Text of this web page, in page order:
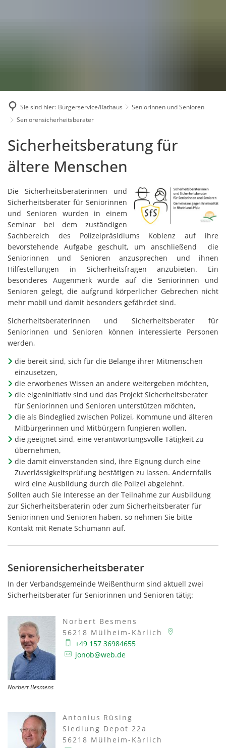
Sie sind hier: Bürgerservice/Rathaus
Seniorinnen und Senioren
Seniorensicherheitsberater
Seniorensicherheitsberater
Sicherheitsberatung für
ältere Menschen
Die Sicherheitsberaterinnen und
Sicherheitsberater für Seniorinnen
und Senioren wurden in einem
Seminar bei dem zuständigen
Sachbereich des Polizeipräsidiums Koblenz auf ihre
bevorstehende Aufgabe geschult, um anschließend die
Seniorinnen und Senioren anzusprechen und ihnen
Hilfestellungen in Sicherheitsfragen anzubieten. Ein
besonderes Augenmerk wurde auf die Seniorinnen und
Senioren gelegt, die aufgrund körperlicher Gebrechen nicht
mehr mobil und damit besonders gefährdet sind.
Sicherheitsberaterinnen und Sicherheitsberater für
Seniorinnen und Senioren können interessierte Personen
werden,
die bereit sind, sich für die Belange ihrer Mitmenschen
einzusetzen,
die erworbenes Wissen an andere weitergeben möchten,
die eigeninitiativ sind und das Projekt Sicherheitsberater
für Seniorinnen und Senioren unterstützen möchten,
die als Bindeglied zwischen Polizei, Kommune und älteren
Mitbürgerinnen und Mitbürgern fungieren wollen,
die geeignet sind, eine verantwortungsvolle Tätigkeit zu
übernehmen,
die damit einverstanden sind, ihre Eignung durch eine
Zuverlässigkeitsprüfung bestätigen zu lassen. Andernfalls
wird eine Ausbildung durch die Polizei abgelehnt.
Sollten auch Sie Interesse an der Teilnahme zur Ausbildung
zur Sicherheitsberaterin oder zum Sicherheitsberater für
Seniorinnen und Senioren haben, so nehmen Sie bitte
Kontakt mit Renate Schumann auf.
Seniorensicherheitsberater
In der Verbandsgemeinde Weißenthurm sind aktuell zwei
Sicherheitsberater für Seniorinnen und Senioren tätig:
Norbert Besmens
Norbert Besmens
56218 Mülheim-Kärlich
+49 157 36984655
jonob@web.de
Antonius Rüsing
Siedlung Depot 22a
56218 Mülheim-Kärlich